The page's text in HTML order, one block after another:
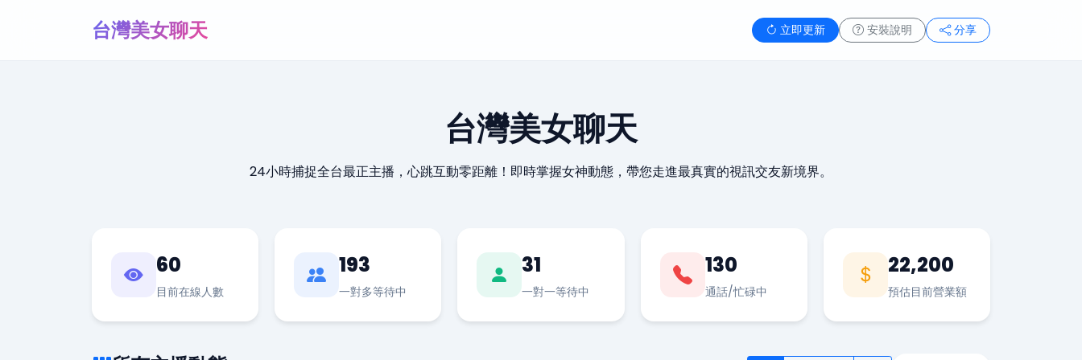
台灣美女聊天 立即更新 安裝說明 分享
台灣美女聊天
24小時捕捉全台最正主播，心跳互動零距離！即時掌握女神動態，帶您走進最真實的視訊交友新境界。
60
目前在線人數
193
一對多等待中
31
一對一等待中
130
通話/忙碌中
22,200
預估目前營業額